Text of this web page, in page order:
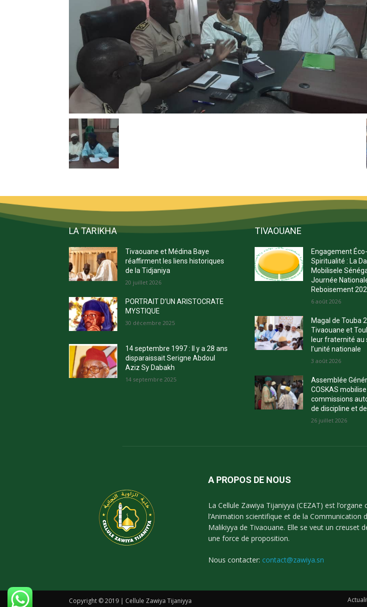
LA TARIKHA
Tivaouane et Médina Baye
réaffirment les liens historiques
de la Tidjaniya
20 juillet 2026
PORTRAIT D’UN ARISTOCRATE
MYSTIQUE
30 décembre 2025
14 septembre 1997 : Il y a 28 ans
disparaissait Serigne Abdoul
Aziz Sy Dabakh
14 septembre 2025
TIVAOUANE
Engagement
Spiritualité : La
Mobilisele
Journée
Reboisement
6 août 2026
Magal de Touba
Tivaouane et
leur fraternité au
l’unité nationale
3 août 2026
Assemblée
COSKAS
commissions
de discipline et
26 juillet 2026
A PROPOS DE NOUS
La Cellule Zawiya Tijaniyya (CEZAT) est l’organe
l’Animation scientifique et de la Communication
Malikiyya de Tivaouane. Elle se veut un creuset
une force de proposition.
Nous contacter: contact@zawiya.sn
Copyright © 2019 | Cellule Zawiya Tijaniyya